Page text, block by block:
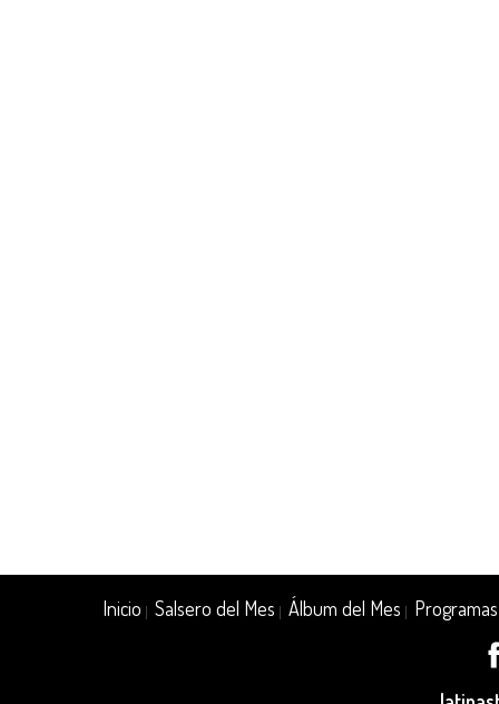
Inicio |Salsero del Mes |Álbum del Mes Programas